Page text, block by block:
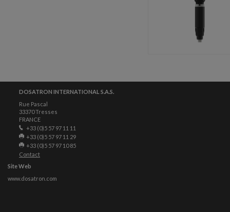
DOSATRON INTERNATIONAL S.A.S.
Rue Pascal
33370 Tresses
FRANCE
+33 (0)5 57 97 11 11
+33 (0)5 57 97 11 29
+33 (0)5 57 97 10 85
Contact
Site Web
www.dosatron.com